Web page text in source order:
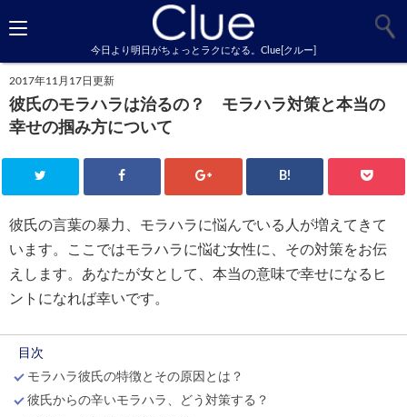
今日より明日がちょっとラクになる。Clue[クルー]
2017年11月17日更新
彼氏のモラハラは治るの？ モラハラ対策と本当の
幸せの掴み方について
B!
彼氏の言葉の暴力、モラハラに悩んでいる人が増えてきて
います。ここではモラハラに悩む女性に、その対策をお伝
えします。あなたが女として、本当の意味で幸せになるヒ
ントになれば幸いです。
目次
モラハラ彼氏の特徴とその原因とは？
彼氏からの辛いモラハラ、どう対策する？